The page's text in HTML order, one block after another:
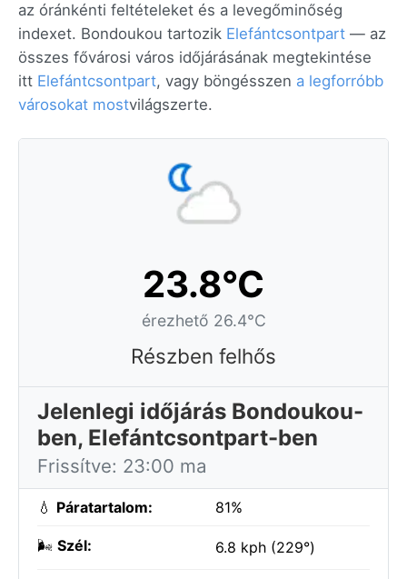
az óránkénti feltételeket és a levegőminőség
indexet. Bondoukou tartozik Elefántcsontpart — az
összes fővárosi város időjárásának megtekintése
itt Elefántcsontpart, vagy böngésszen a legforróbb
városokat mostvilágszerte.
23.8°C
érezhető 26.4°C
Részben felhős
Jelenlegi időjárás Bondoukou-
ben, Elefántcsontpart-ben
Frissítve: 23:00 ma
💧 Páratartalom: 81%
🌬️ Szél: 6.8 kph (229°)